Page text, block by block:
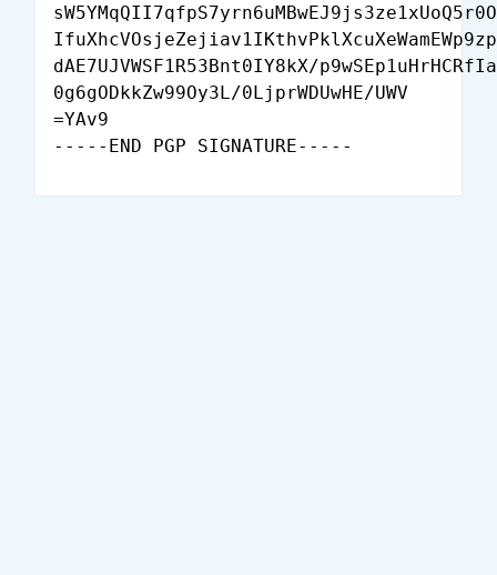
dAE7UJVWSF1R53Bnt0IY8kX/
0g6gODkkZw99Oy3L/0LjprWDUwHE/UWV
=YAv9